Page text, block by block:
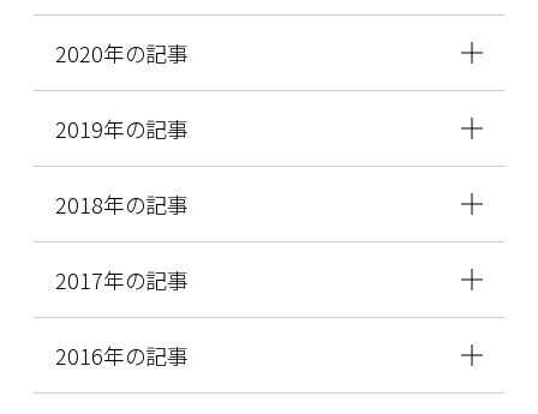
2020年の記事
2019年の記事
2018年の記事
2017年の記事
2016年の記事